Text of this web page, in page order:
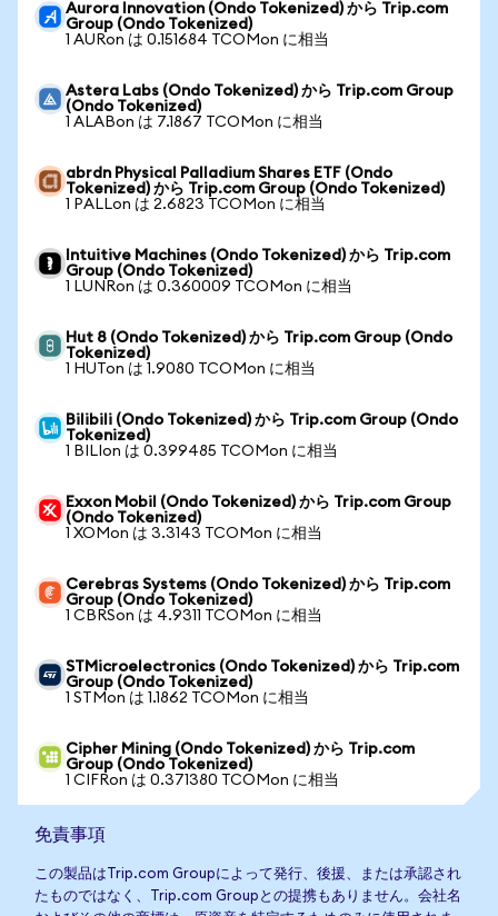
Aurora Innovation (Ondo Tokenized) から Trip.com
Group (Ondo Tokenized)
1 AURon は 0.151684 TCOMon に相当
Astera Labs (Ondo Tokenized) から Trip.com Group
(Ondo Tokenized)
1 ALABon は 7.1867 TCOMon に相当
abrdn Physical Palladium Shares ETF (Ondo
Tokenized) から Trip.com Group (Ondo Tokenized)
1 PALLon は 2.6823 TCOMon に相当
Intuitive Machines (Ondo Tokenized) から Trip.com
Group (Ondo Tokenized)
1 LUNRon は 0.360009 TCOMon に相当
Hut 8 (Ondo Tokenized) から Trip.com Group (Ondo
Tokenized)
1 HUTon は 1.9080 TCOMon に相当
Bilibili (Ondo Tokenized) から Trip.com Group (Ondo
Tokenized)
1 BILIon は 0.399485 TCOMon に相当
Exxon Mobil (Ondo Tokenized) から Trip.com Group
(Ondo Tokenized)
1 XOMon は 3.3143 TCOMon に相当
Cerebras Systems (Ondo Tokenized) から Trip.com
Group (Ondo Tokenized)
1 CBRSon は 4.9311 TCOMon に相当
STMicroelectronics (Ondo Tokenized) から Trip.com
Group (Ondo Tokenized)
1 STMon は 1.1862 TCOMon に相当
Cipher Mining (Ondo Tokenized) から Trip.com
Group (Ondo Tokenized)
1 CIFRon は 0.371380 TCOMon に相当
免責事項
この製品はTrip.com Groupによって発行、後援、または承認され
たものではなく、Trip.com Groupとの提携もありません。会社名